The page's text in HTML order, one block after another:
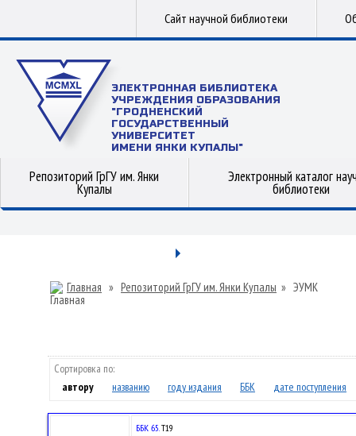
Сайт научной библиотеки
ЭЛЕКТРОННАЯ БИБЛИОТЕКА
УЧРЕЖДЕНИЯ ОБРАЗОВАНИЯ
"ГРОДНЕНСКИЙ
ГОСУДАРСТВЕННЫЙ
УНИВЕРСИТЕТ
ИМЕНИ ЯНКИ КУПАЛЫ"
Репозиторий ГрГУ им. Янки
Купалы
Электронный каталог
библиотеки
Главная » Репозиторий ГрГУ им. Янки Купалы » ЭУМК
Сортировка по:
автору
названию году издания ББК дате поступления
ББК 65.Т19